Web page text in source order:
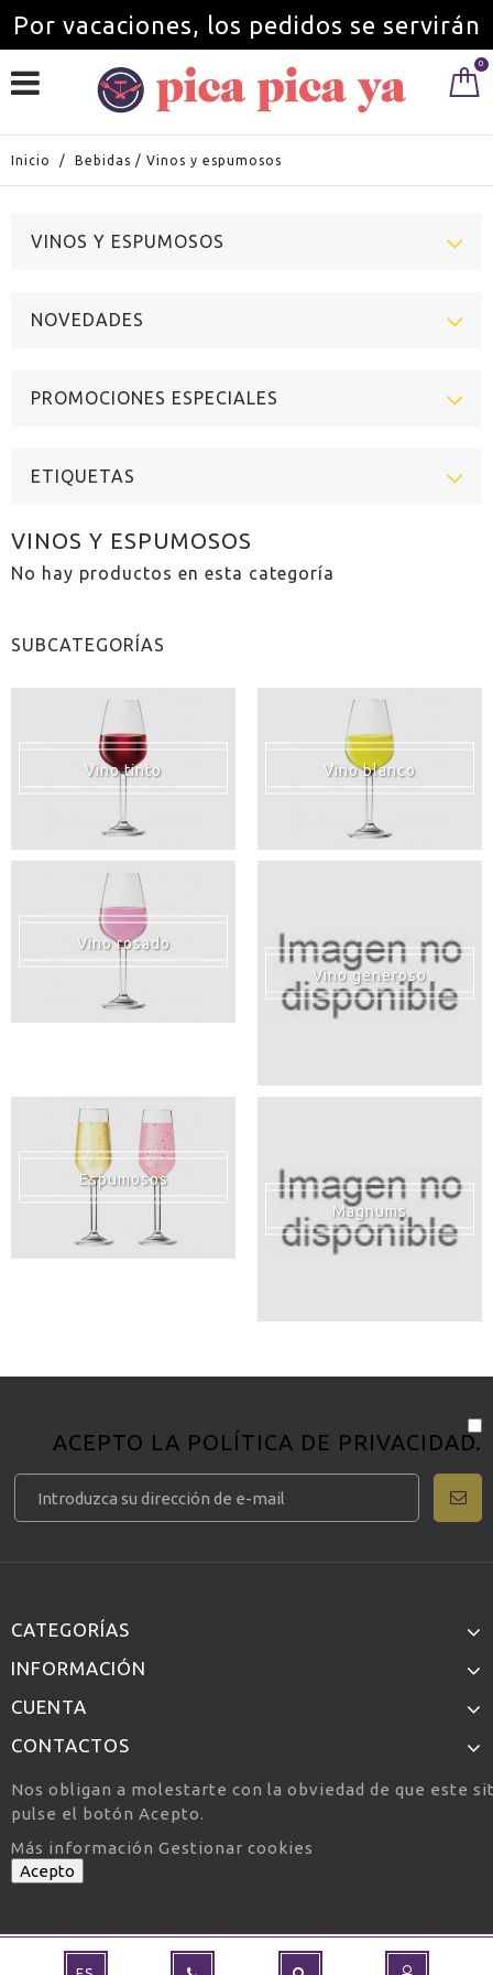
Por vacaciones, los pedidos se servirán
a partir del 1 de septiembre.
0
Inicio / Bebidas / Vinos y espumosos
VINOS Y ESPUMOSOS
NOVEDADES
PROMOCIONES ESPECIALES
ETIQUETAS
VINOS Y ESPUMOSOS
No hay productos en esta categoría
SUBCATEGORÍAS
Vino tinto Vino blanco
Vino rosado
Vino generoso
Espumosos
Magnums
ACEPTO LA POLÍTICA DE PRIVACIDAD.
CATEGORÍAS
INFORMACIÓN
CUENTA
CONTACTOS
Nos obligan a molestarte con la obviedad de que este
pulse el botón Acepto.
Más información Gestionar cookies
Acepto